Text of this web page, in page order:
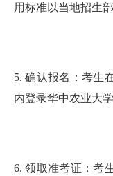
用标准以当地招生
5. 确认报名：考生
内登录华中农业大
6. 领取准考证：考